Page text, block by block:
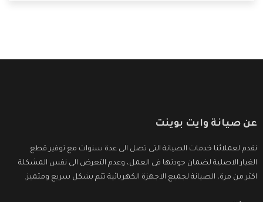
عن صيانة وايت بوينت
نقدم لعملائنا خدمات الصيانة التى تصل الى عدة سنوات مع توفير قطع
الغيار الاصلية لضمان جودتها فى العمل، وعدم التعرض الى نفس المشكلة
اكثر من مرة، الصيانة لجميع الاجهزة الكهربائية تتم بشكل سريع ومتميز.